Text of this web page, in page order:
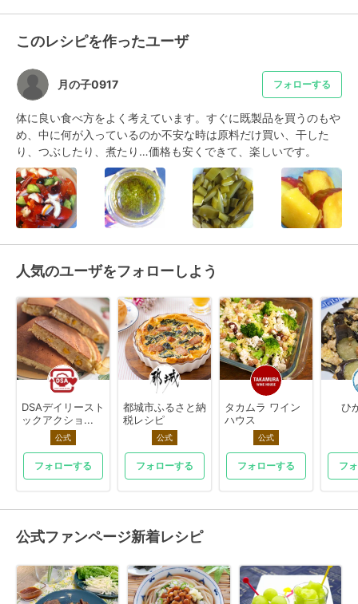
このレシピを作ったユーザ
月の子0917 フォローする
体に良い食べ方をよく考えています。すぐに既製品を買うのもや
め、中に何が入っているのか不安な時は原料だけ買い、干した
り、つぶしたり、煮たり…価格も安くできて、楽しいです。
人気のユーザをフォローしよう
DSAデイリースト
ックアクショ...
公式
フォローする
都城市ふるさと納
税レシピ
公式
フォローする
タカムラ ワイン
ハウス
公式
フォローする
ひ
フ
公式ファンページ新着レシピ